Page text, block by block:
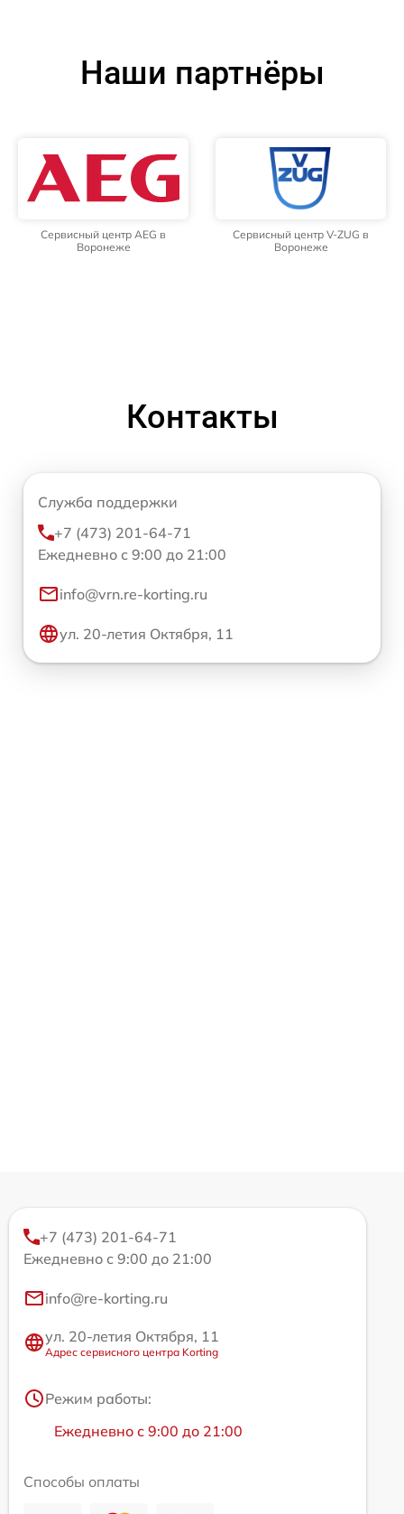
Наши партнёры
Сервисный центр AEG в
Воронеже
Сервисный центр V-ZUG в
Воронеже
Контакты
Служба поддержки
+7 (473) 201-64-71
Ежедневно с 9:00 до 21:00
info@vrn.re-korting.ru
ул. 20-летия Октября, 11
+7 (473) 201-64-71
Ежедневно с 9:00 до 21:00
info@re-korting.ru
ул. 20-летия Октября, 11
Адрес сервисного центра Korting
Режим работы:
Ежедневно с 9:00 до 21:00
Способы оплаты